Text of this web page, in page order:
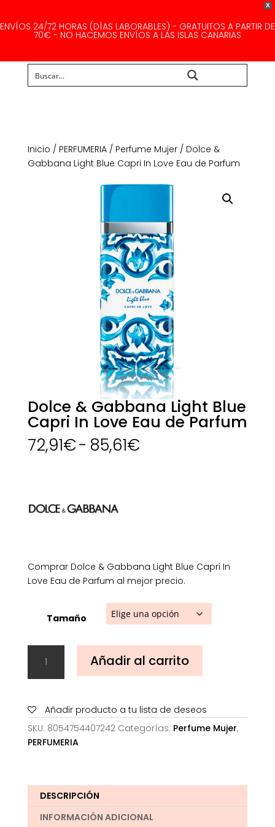
X
ENVÍOS 24/72 HORAS (DÍAS LABORABLES) - GRATUITOS A PARTIR DE
70€ - NO HACEMOS ENVÍOS A LAS ISLAS CANARIAS
Inicio / PERFUMERIA/ Perfume Mujer/ Dolce &
Gabbana Light Blue Capri In Love Eau de Parfum
Dolce & Gabbana Light Blue
Capri In Love Eau de Parfum
72,91€- 85,61€Rango
Comprar Dolce & Gabbana Light Blue Capri In
Love Eau de Parfum al mejor precio.
Tamaño
Gabbana
Blue
Capri
In
Parfum
cantidad
Añadir al carrito
Añadir producto a tu lista de deseos
SKU: 8054754407242 Categorías: Perfume Mujer,
PERFUMERIA
DESCRIPCIÓN
INFORMACIÓN ADICIONAL